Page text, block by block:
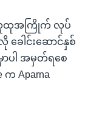
လူထုအကြိုက် လုပ်
ခေါင်းဆောင်နှစ်
ပါ အမှတ်ရစေ
Aparna